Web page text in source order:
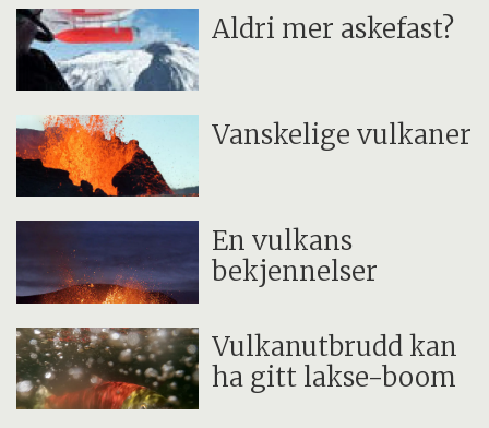
Aldri mer askefast?
Vanskelige vulkaner
En vulkans
bekjennelser
Vulkanutbrudd kan
ha gitt lakse-boom